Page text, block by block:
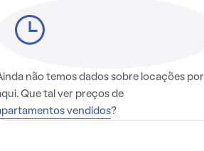
não temos dados sobre locações por
Que tal ver preços de
vendidos?